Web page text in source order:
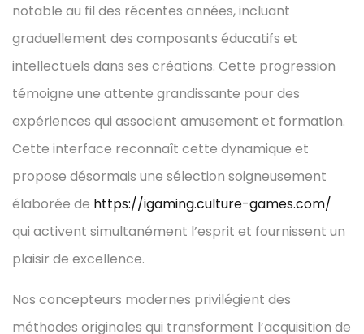
notable au fil des récentes années, incluant
graduellement des composants éducatifs et
intellectuels dans ses créations. Cette progression
témoigne une attente grandissante pour des
expériences qui associent amusement et formation.
Cette interface reconnaît cette dynamique et
propose désormais une sélection soigneusement
élaborée de https://igaming.culture-games.com/
qui activent simultanément l’esprit et fournissent un
plaisir de excellence.
Nos concepteurs modernes privilégient des
méthodes originales qui transforment l’acquisition de